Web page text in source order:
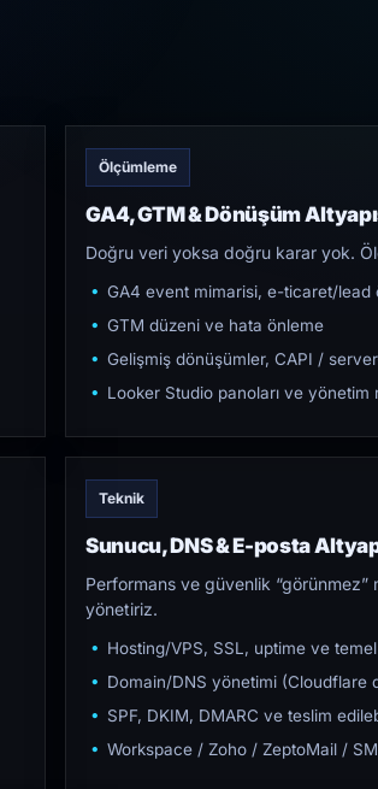
Ölçümleme
GA4, GTM & Dönüşüm
Doğru veri yoksa doğru karar yok.
GA4 event mimarisi, e-ticaret/lead
GTM düzeni ve hata önleme
Gelişmiş dönüşümler, CAPI /
Looker Studio panoları ve yönetim
Teknik
Sunucu, DNS & E-posta
Performans ve güvenlik
yönetiriz.
Hosting/VPS, SSL, uptime ve
Domain/DNS yönetimi (Cloudflare
SPF, DKIM, DMARC ve teslim
Workspace / Zoho / ZeptoMail /